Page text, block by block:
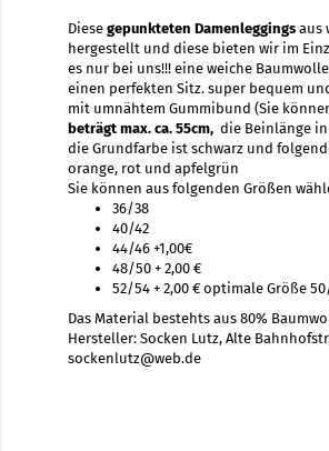
Diesegepunkteten Damenleggings aus
hergestellt und diese bieten wir im
es nur bei uns!!! eine weiche
einen perfekten Sitz. super bequem
mit umnähtem Gummibund (Sie
beträgt max. ca. 55cm, die Beinlänge in
die Grundfarbe ist schwarz und
orange, rot und apfelgrün
Sie können aus folgenden Größen
36/38
40/42
44/46 +1,00€
48/50 + 2,00 €
52/54 + 2,00 € optimale Größe
Das Material bestehts aus 80%
Hersteller: Socken Lutz, Alte
sockenlutz@web.de